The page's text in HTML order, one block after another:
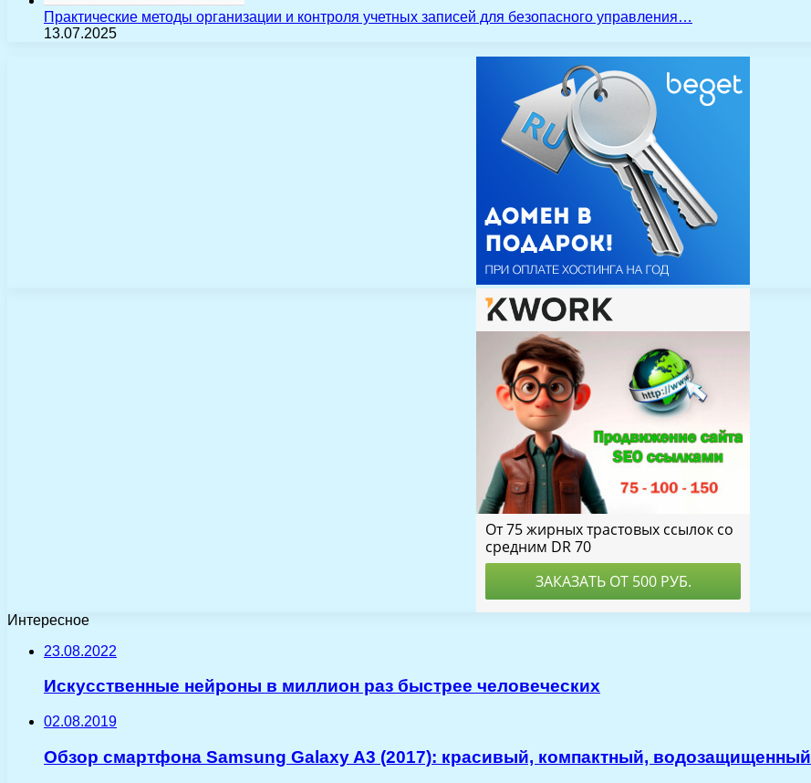
Практические методы организации и контроля учетных записей для безопасного управления…
13.07.2025
Интересное
23.08.2022
Искусственные нейроны в миллион раз быстрее человеческих
02.08.2019
Обзор смартфона Samsung Galaxy A3 (2017): красивый, компактный, водозащищенный